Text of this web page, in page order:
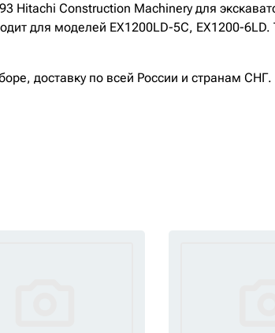
Hitachi Construction Machinery для
для моделей EX1200LD-5C, EX1200-
доставку по всей России и странам СНГ.